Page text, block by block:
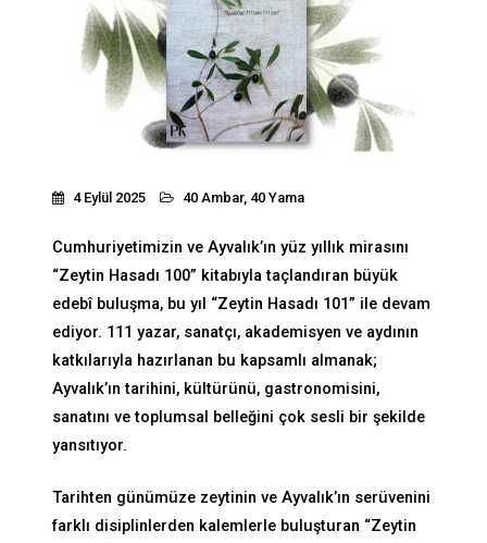
4 Eylül 2025 40 Ambar, 40 Yama
Cumhuriyetimizin ve Ayvalık’ın yüz yıllık mirasını
“Zeytin Hasadı 100” kitabıyla taçlandıran büyük
edebî buluşma, bu yıl “Zeytin Hasadı 101” ile devam
ediyor. 111 yazar, sanatçı, akademisyen ve aydının
katkılarıyla hazırlanan bu kapsamlı almanak;
Ayvalık’ın tarihini, kültürünü, gastronomisini,
sanatını ve toplumsal belleğini çok sesli bir şekilde
yansıtıyor.
Tarihten günümüze zeytinin ve Ayvalık’ın serüvenini
farklı disiplinlerden kalemlerle buluşturan “Zeytin